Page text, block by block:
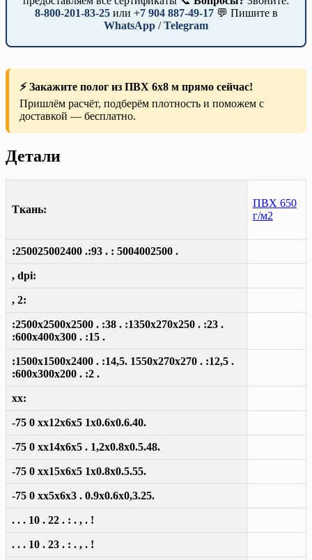
8-800-201-83-25или +7 904 887-49-17💬 Пишите в
WhatsApp /Telegram
⚡ Закажите полог из ПВХ 6х8 м прямо сейчас!
Пришлём расчёт, подберём плотность и поможем с
доставкой — бесплатно.
Детали
Ткань:
ПВХ 650
г/м2
:250025002400 .:93 . : 5004002500 .
, dpi:
, 2:
:2500x2500x2500 . :38 . :1350x270x250 . :23 .
:600x400x300 . :15 .
:1500x1500x2400 . :14,5. 1550x270x270 . :12,5 .
:600x300x200 . :2 .
xx:
-75 0 xx12x6x5 1x0.6x0.6.40.
-75 0 xx14x6x5 . 1,2x0.8x0.5.48.
-75 0 xx15x6x5 1x0.8x0.5.55.
-75 0 xx5x6x3 . 0.9x0.6x0,3.25.
. . . 10 . 22 . : . , . !
. . . 10 . 23 . : . , . !